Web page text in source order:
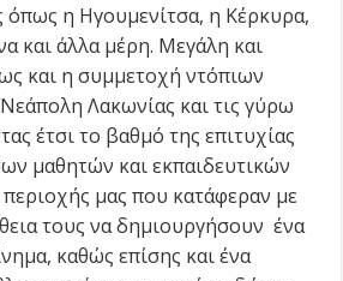
όπως η Ηγουμενίτσα, η Κέρκυρα,
και άλλα μέρη. Μεγάλη και
και η συμμετοχή ντόπιων
Λακωνίας και τις γύρω
έτσι το βαθμό της επιτυχίας
μαθητών και εκπαιδευτικών
μας που κατάφεραν με
τους να δημιουργήσουν ένα
καθώς επίσης και ένα